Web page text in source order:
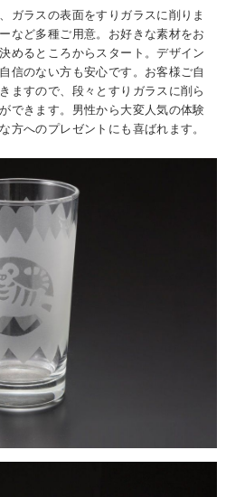
ガラスの表面をすりガラスに削りま
など多種ご用意。お好きな素材をお
めるところからスタート。デザイン
信のない方も安心です。お客様ご自
ますので、段々とすりガラスに削ら
できます。男性から大変人気の体験
方へのプレゼントにも喜ばれます。